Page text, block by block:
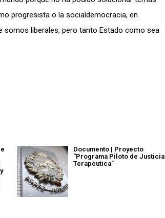
progresista o la socialdemocracia, en
somos liberales, pero tanto Estado como sea
Documento | Proyecto
"Programa Piloto de Justicia
Terapéutica"